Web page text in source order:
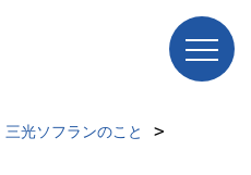
三光ソフランのこと